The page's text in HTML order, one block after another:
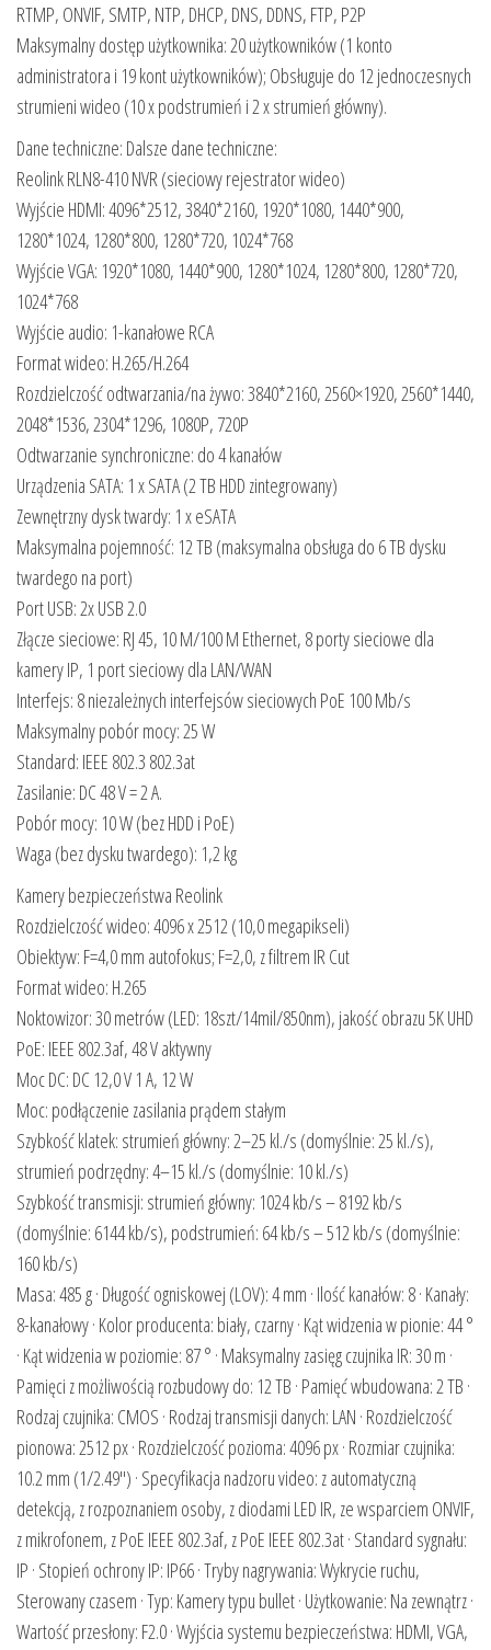
RTMP, ONVIF, SMTP, NTP, DHCP, DNS, DDNS, FTP, P2P
Maksymalny dostęp użytkownika: 20 użytkowników (1 konto
administratora i 19 kont użytkowników); Obsługuje do 12 jednoczesnych
strumieni wideo (10 x podstrumień i 2 x strumień główny).
Dane techniczne: Dalsze dane techniczne:
Reolink RLN8-410 NVR (sieciowy rejestrator wideo)
Wyjście HDMI: 4096*2512, 3840*2160, 1920*1080, 1440*900,
1280*1024, 1280*800, 1280*720, 1024*768
Wyjście VGA: 1920*1080, 1440*900, 1280*1024, 1280*800, 1280*720,
1024*768
Wyjście audio: 1-kanałowe RCA
Format wideo: H.265/H.264
Rozdzielczość odtwarzania/na żywo: 3840*2160, 2560×1920, 2560*1440,
2048*1536, 2304*1296, 1080P, 720P
Odtwarzanie synchroniczne: do 4 kanałów
Urządzenia SATA: 1 x SATA (2 TB HDD zintegrowany)
Zewnętrzny dysk twardy: 1 x eSATA
Maksymalna pojemność: 12 TB (maksymalna obsługa do 6 TB dysku
twardego na port)
Port USB: 2x USB 2.0
Złącze sieciowe: RJ 45, 10 M/100 M Ethernet, 8 porty sieciowe dla
kamery IP, 1 port sieciowy dla LAN/WAN
Interfejs: 8 niezależnych interfejsów sieciowych PoE 100 Mb/s
Maksymalny pobór mocy: 25 W
Standard: IEEE 802.3 802.3at
Zasilanie: DC 48 V = 2 A.
Pobór mocy: 10 W (bez HDD i PoE)
Waga (bez dysku twardego): 1,2 kg
Kamery bezpieczeństwa Reolink
Rozdzielczość wideo: 4096 x 2512 (10,0 megapikseli)
Obiektyw: F=4,0 mm autofokus; F=2,0, z filtrem IR Cut
Format wideo: H.265
Noktowizor: 30 metrów (LED: 18szt/14mil/850nm), jakość obrazu 5K UHD
PoE: IEEE 802.3af, 48 V aktywny
Moc DC: DC 12,0 V 1 A, 12 W
Moc: podłączenie zasilania prądem stałym
Szybkość klatek: strumień główny: 2–25 kl./s (domyślnie: 25 kl./s),
strumień podrzędny: 4–15 kl./s (domyślnie: 10 kl./s)
Szybkość transmisji: strumień główny: 1024 kb/s – 8192 kb/s
(domyślnie: 6144 kb/s), podstrumień: 64 kb/s – 512 kb/s (domyślnie:
160 kb/s)
Masa: 485 g · Długość ogniskowej (LOV): 4 mm · Ilość kanałów: 8 · Kanały:
8-kanałowy · Kolor producenta: biały, czarny · Kąt widzenia w pionie: 44 °
· Kąt widzenia w poziomie: 87 ° · Maksymalny zasięg czujnika IR: 30 m ·
Pamięci z możliwością rozbudowy do: 12 TB · Pamięć wbudowana: 2 TB ·
Rodzaj czujnika: CMOS · Rodzaj transmisji danych: LAN · Rozdzielczość
pionowa: 2512 px · Rozdzielczość pozioma: 4096 px · Rozmiar czujnika:
10.2 mm (1/2.49″) · Specyfikacja nadzoru video: z automatyczną
detekcją, z rozpoznaniem osoby, z diodami LED IR, ze wsparciem ONVIF,
z mikrofonem, z PoE IEEE 802.3af, z PoE IEEE 802.3at · Standard sygnału:
IP · Stopień ochrony IP: IP66 · Tryby nagrywania: Wykrycie ruchu,
Sterowany czasem · Typ: Kamery typu bullet · Użytkowanie: Na zewnątrz ·
Wartość przesłony: F2.0 · Wyjścia systemu bezpieczeństwa: HDMI, VGA,